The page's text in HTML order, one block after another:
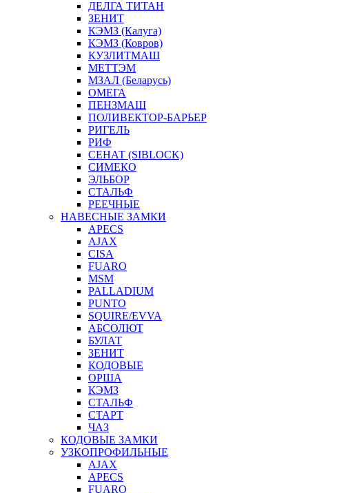
ДЕЛГА ТИТАН
ЗЕНИТ
КЭМЗ (Калуга)
КЭМЗ (Ковров)
КУЗЛИТМАШ
МЕТТЭМ
МЗАЛ (Беларусь)
ОМЕГА
ПЕНЗМАШ
ПОЛИВЕКТОР-БАРЬЕР
РИГЕЛЬ
РИФ
СЕНАТ (SIBLOCK)
СИМЕКО
ЭЛЬБОР
СТАЛЬФ
РЕЕЧНЫЕ
НАВЕСНЫЕ ЗАМКИ
APECS
AJAX
CISA
FUARO
MSM
PALLADIUM
PUNTO
SQUIRE/EVVA
АБСОЛЮТ
БУЛАТ
ЗЕНИТ
КОДОВЫЕ
ОРША
КЭМЗ
СТАЛЬФ
СТАРТ
ЧАЗ
КОДОВЫЕ ЗАМКИ
УЗКОПРОФИЛЬНЫЕ
AJAX
APECS
FUARO